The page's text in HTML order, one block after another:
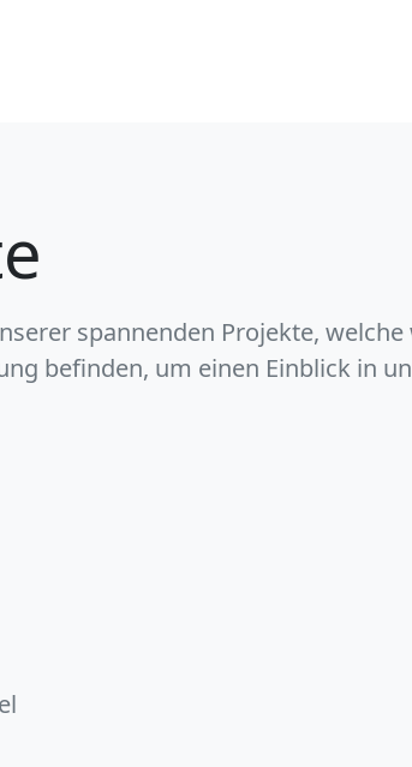
spannenden Projekte,
befinden, um einen Einblick in